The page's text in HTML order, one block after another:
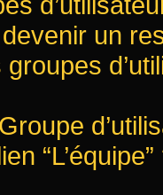
un
“L’équipe”